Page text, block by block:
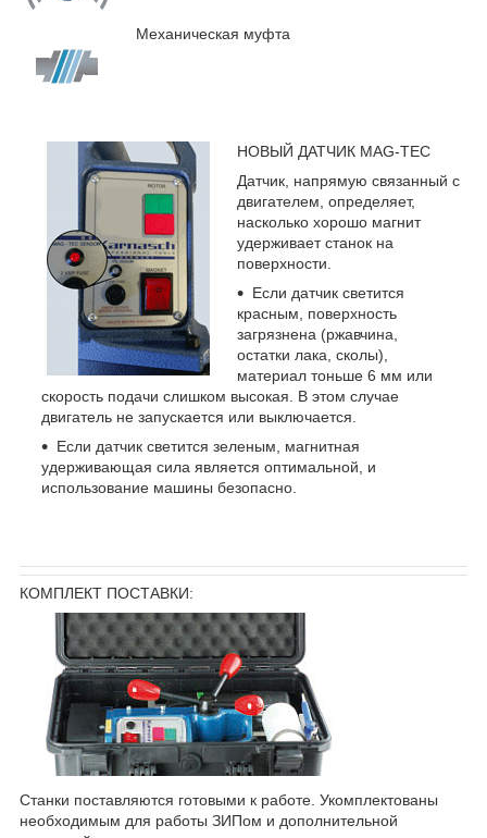
Механическая муфта
НОВЫЙ ДАТЧИК MAG-TEC
Датчик, напрямую связанный с
двигателем, определяет,
насколько хорошо магнит
удерживает станок на
поверхности.
Если датчик светится
красным, поверхность
загрязнена (ржавчина,
остатки лака, сколы),
материал тоньше 6 мм или
скорость подачи слишком высокая. В этом случае
двигатель не запускается или выключается.
Если датчик светится зеленым, магнитная
удерживающая сила является оптимальной, и
использование машины безопасно.
КОМПЛЕКТ ПОСТАВКИ:
Станки поставляются готовыми к работе. Укомплектованы
необходимым для работы ЗИПом и дополнительной